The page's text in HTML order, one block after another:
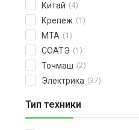
Китай (4)
Крепеж (1)
МТА (1)
СОАТЭ (1)
Точмаш (2)
Электрика (37)
Тип техники